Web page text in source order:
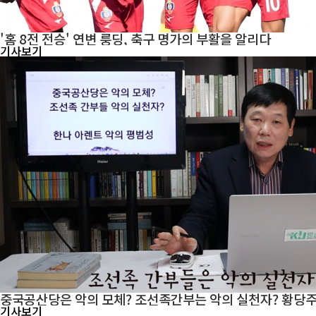
'홈 8전 전승' 연변 룽딩, 축구 명가의 부활을 알리다
기사보기
중국공산당은 악의 모체? 조선족간부는 악의 실천자? 황당
기사보기